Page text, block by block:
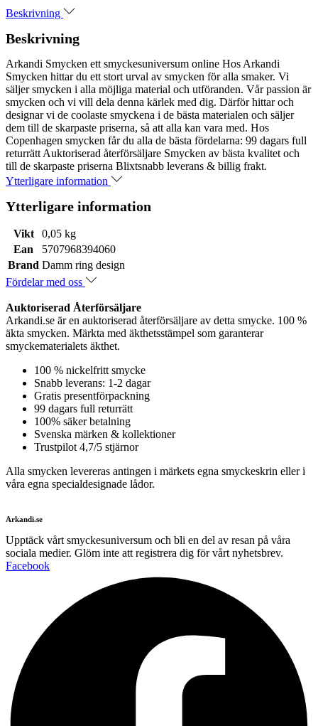
Beskrivning
Beskrivning
Arkandi Smycken ett smyckesuniversum online Hos Arkandi
Smycken hittar du ett stort urval av smycken för alla smaker. Vi
säljer smycken i alla möjliga material och utföranden. Vår passion är
smycken och vi vill dela denna kärlek med dig. Därför hittar och
designar vi de coolaste smyckena i de bästa materialen och säljer
dem till de skarpaste priserna, så att alla kan vara med. Hos
Copenhagen smycken får du alla de bästa fördelarna: 99 dagars full
returrätt Auktoriserad återförsäljare Smycken av bästa kvalitet och
till de skarpaste priserna Blixtsnabb leverans & billig frakt.
Ytterligare information
Ytterligare information
Vikt
0,05 kg
Ean
5707968394060
Brand Damm ring design
Fördelar med oss
Auktoriserad Återförsäljare
Arkandi.se är en auktoriserad återförsäljare av detta smycke. 100 %
äkta smycken. Märkta med äkthetsstämpel som garanterar
smyckematerialets äkthet.
100 % nickelfritt smycke
Snabb leverans: 1-2 dagar
Gratis presentförpackning
99 dagars full returrätt
100% säker betalning
Svenska märken & kollektioner
Trustpilot 4,7/5 stjärnor
Alla smycken levereras antingen i märkets egna smyckeskrin eller i
våra egna specialdesignade lådor.
Arkandi.se
Upptäck vårt smyckesuniversum och bli en del av resan på våra
sociala medier. Glöm inte att registrera dig för vårt nyhetsbrev.
Facebook